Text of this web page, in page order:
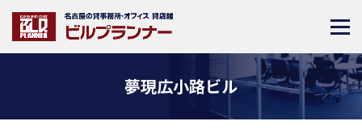
夢現広小路ビル